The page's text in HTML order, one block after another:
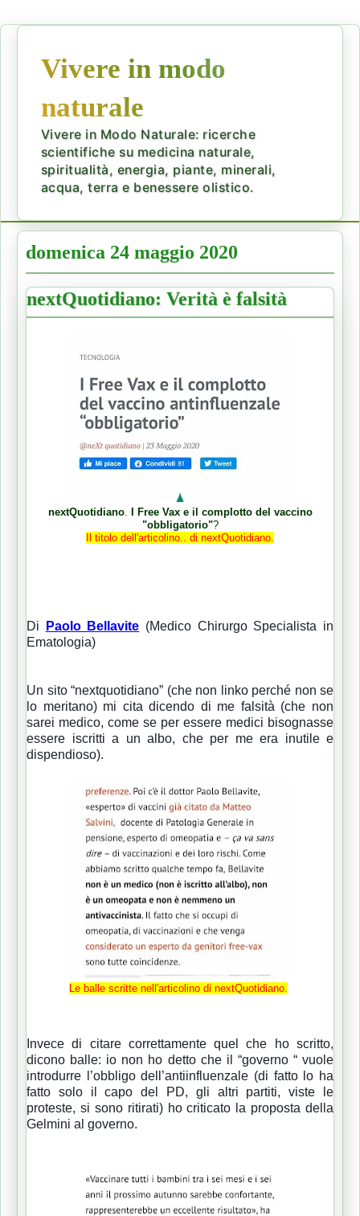
Vivere in modo
naturale
Vivere in Modo Naturale: ricerche
scientifiche su medicina naturale,
spiritualità, energia, piante, minerali,
acqua, terra e benessere olistico.
domenica 24 maggio 2020
nextQuotidiano: Verità è falsità
nextQuotidiano. I Free Vax e il complotto del vaccino
"obbligatorio"?
Il titolo dell'articolino.. di nextQuotidiano.
Di Paolo Bellavite (Medico Chirurgo Specialista in
Ematologia)
Un sito “nextquotidiano” (che non linko perché non se
lo meritano) mi cita dicendo di me falsità (che non
sarei medico, come se per essere medici bisognasse
essere iscritti a un albo, che per me era inutile e
dispendioso).
Le balle scritte nell'articolino di nextQuotidiano.
Invece di citare correttamente quel che ho scritto,
dicono balle: io non ho detto che il “governo “ vuole
introdurre l’obbligo dell’antiinfluenzale (di fatto lo ha
fatto solo il capo del PD, gli altri partiti, viste le
proteste, si sono ritirati) ho criticato la proposta della
Gelmini al governo.